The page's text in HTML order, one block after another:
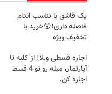
یک قاشق با تناسب اندام
فاصله داری!😲خرید با
تخفیف ویژه
اجاره‌ قسطی ویلا! از کلبه تا
آپارتمان مبله رو تو 4 قسط
اجاره کن.